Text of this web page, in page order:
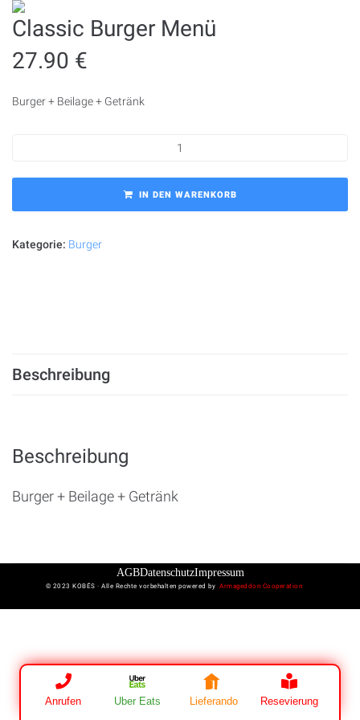
Classic Burger Menü
27.90 €
Burger + Beilage + Getränk
IN DEN WARENKORB
Kategorie: Burger
Beschreibung
Beschreibung
Burger + Beilage + Getränk
AGBDatenschutzImpressum
© 2023 KOBÉS · Alle Rechte vorbehalten powered byArmageddon Cooperation
Anrufen Uber Eats Lieferando Resevierung